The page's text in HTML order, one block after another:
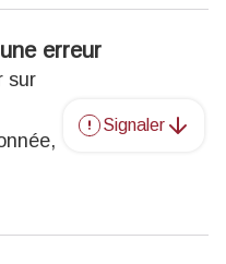
erreur
sur
Signaler